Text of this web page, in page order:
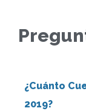
¿Cuánto
2019?